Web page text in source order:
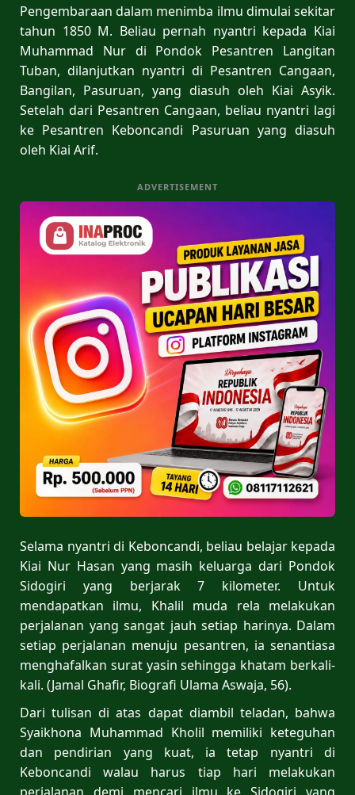
Pengembaraan dalam menimba ilmu dimulai sekitar
tahun 1850 M. Beliau pernah nyantri kepada Kiai
Muhammad Nur di Pondok Pesantren Langitan
Tuban, dilanjutkan nyantri di Pesantren Cangaan,
Bangilan, Pasuruan, yang diasuh oleh Kiai Asyik.
Setelah dari Pesantren Cangaan, beliau nyantri lagi
ke Pesantren Keboncandi Pasuruan yang diasuh
oleh Kiai Arif.
ADVERTISEMENT
Selama nyantri di Keboncandi, beliau belajar kepada
Kiai Nur Hasan yang masih keluarga dari Pondok
Sidogiri yang berjarak 7 kilometer. Untuk
mendapatkan ilmu, Khalil muda rela melakukan
perjalanan yang sangat jauh setiap harinya. Dalam
setiap perjalanan menuju pesantren, ia senantiasa
menghafalkan surat yasin sehingga khatam berkali-
kali. (Jamal Ghafir, Biografi Ulama Aswaja, 56).
Dari tulisan di atas dapat diambil teladan, bahwa
Syaikhona Muhammad Kholil memiliki keteguhan
dan pendirian yang kuat, ia tetap nyantri di
Keboncandi walau harus tiap hari melakukan